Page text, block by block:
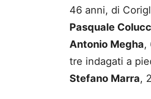
46 anni, di
Pasquale
Antonio Megha,
tre indagati a
Stefano Marra,